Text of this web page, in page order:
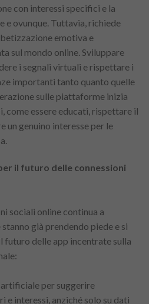
con interessi specifici e la
e ovunque. Tuttavia, richiede
emotiva e
sul mondo online. Sviluppare
i segnali virtuali e rispettare i
importanti tanto quanto quelle
sulle piattaforme inizia
come essere educati, rispettare il
un genuino interesse per le
il futuro delle connessioni
sociali online continua a
già prendendo piede e si
futuro delle app incentrate sulla
per suggerire
e interessi, anziché solo su dati